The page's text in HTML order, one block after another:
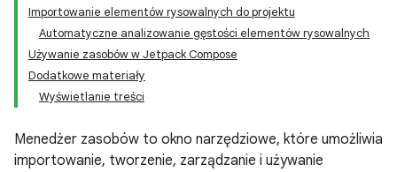
Importowanie elementów rysowalnych do projektu
Automatyczne analizowanie gęstości elementów rysowalnych
Używanie zasobów w Jetpack Compose
Dodatkowe materiały
Wyświetlanie treści
Menedżer zasobów to okno narzędziowe, które umożliwia
importowanie, tworzenie, zarządzanie i używanie